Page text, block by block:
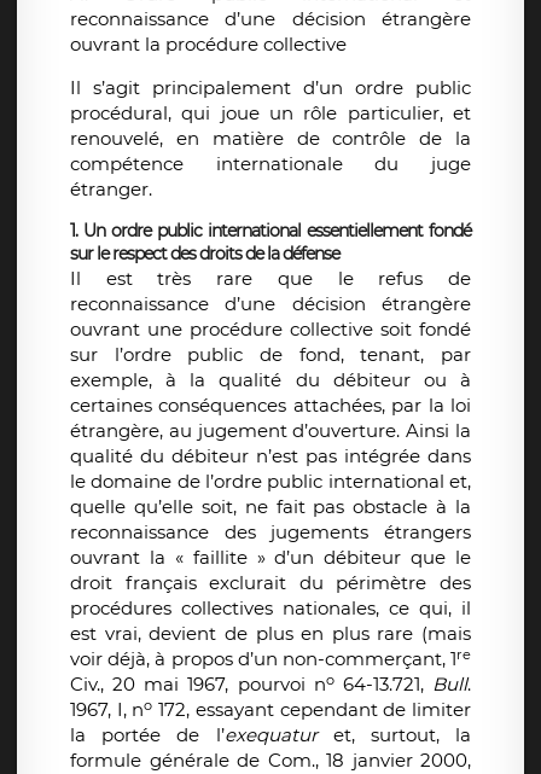
reconnaissance d’une décision étrangère
ouvrant la procédure collective
Il s’agit principalement d’un ordre public
procédural, qui joue un rôle particulier, et
renouvelé, en matière de contrôle de la
compétence internationale du juge
étranger.
1. Un ordre public international essentiellement fondé
sur le respect des droits de la défense
Il est très rare que le refus de
reconnaissance d’une décision étrangère
ouvrant une procédure collective soit fondé
sur l’ordre public de fond, tenant, par
exemple, à la qualité du débiteur ou à
certaines conséquences attachées, par la loi
étrangère, au jugement d’ouverture. Ainsi la
qualité du débiteur n’est pas intégrée dans
le domaine de l’ordre public international et,
quelle qu’elle soit, ne fait pas obstacle à la
reconnaissance des jugements étrangers
ouvrant la « faillite » d’un débiteur que le
droit français exclurait du périmètre des
procédures collectives nationales, ce qui, il
est vrai, devient de plus en plus rare (mais
voir déjà, à propos d’un non-commerçant, 1re
Civ., 20 mai 1967, pourvoi no64-13.721, Bull.
1967, I, no 172, essayant cependant de limiter
la portée de l’exequaturet, surtout, la
formule générale de Com., 18 janvier 2000,